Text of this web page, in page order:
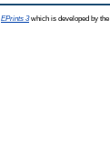
EPrints 3which is developed by the